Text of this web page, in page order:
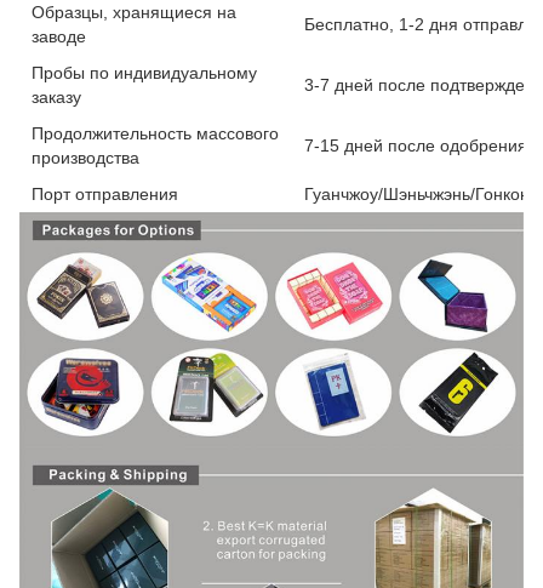
Образцы, хранящиеся на
заводе
Бесплатно, 1-2 дня
Пробы по индивидуальному
заказу
3-7 дней после
Продолжительность массового
производства
7-15 дней после одобрения
Порт отправления Гуанчжоу/Шэньчжэнь/Гонконг